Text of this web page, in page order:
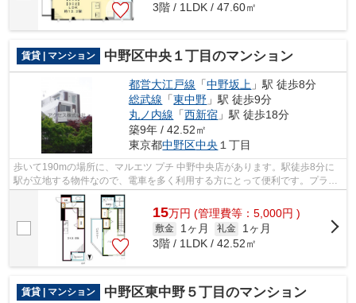
3階 / 1LDK / 47.60㎡
賃貸 | マンション 中野区中央１丁目のマンション
都営大江戸線 「中野坂上 」駅 徒歩8分
総武線 「東中野 」駅 徒歩9分
丸ノ内線 「西新宿 」駅 徒歩18分
築9年 / 42.52㎡
東京都中野区中央 １丁目
歩いて190mの場所に、マルエツ プチ 中野中央店があります。駅徒歩8分に
駅が立地する物件なので、電車を多く利用する方にとって便利です。プライ
バシーをしっかり守れる、安心安全なマ...
15万円 (管理費等：5,000円 )
敷金 1ヶ月 礼金
1ヶ月
3階 / 1LDK / 42.52㎡
賃貸 | マンション 中野区東中野５丁目のマンション